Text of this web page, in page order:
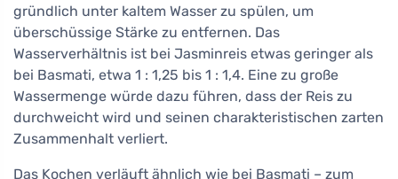
gründlich unter kaltem Wasser zu spülen, um
überschüssige Stärke zu entfernen. Das
Wasserverhältnis ist bei Jasminreis etwas geringer als
bei Basmati, etwa 1 : 1,25 bis 1 : 1,4. Eine zu große
Wassermenge würde dazu führen, dass der Reis zu
durchweicht wird und seinen charakteristischen zarten
Zusammenhalt verliert.
Das Kochen verläuft ähnlich wie bei Basmati – zum